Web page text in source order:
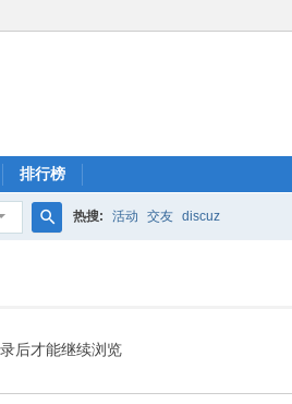
排行榜
热搜: 活动 交友 discuz
后才能继续浏览